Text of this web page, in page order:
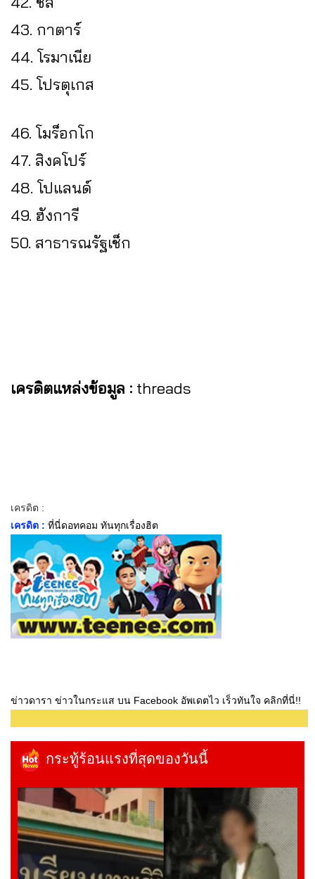
43. กาตาร์
44. โรมาเนีย
45. โปรตุเกส
46. โมร็อกโก
47. สิงคโปร์
48. โปแลนด์
49. ฮังการี
50. สาธารณรัฐเช็ก
เครดิตแหล่งข้อมูล : threads
เครดิต :
เครดิต : ที่นี่ดอทคอม ทันทุกเรื่องฮิต
ข่าวดารา ข่าวในกระแส บน Facebook อัพเดตไว เร็วทันใจ คลิกที่นี่!!
กระทู้ร้อนแรงที่สุดของวันนี้